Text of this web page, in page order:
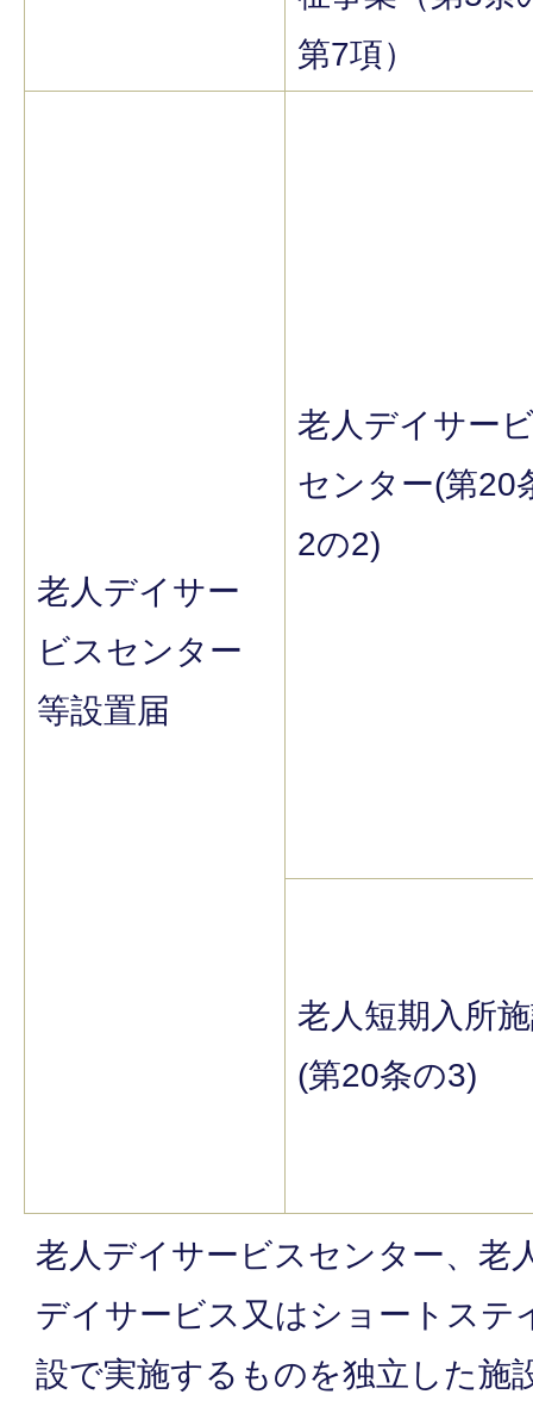
第7項）
老人デイサー
ビスセンター
等設置届
老人デイサー
センター(第20
2の2)
老人短期入所
(第20条の3)
老人デイサービスセンター、老
デイサービス又はショートステ
設で実施するものを独立した施